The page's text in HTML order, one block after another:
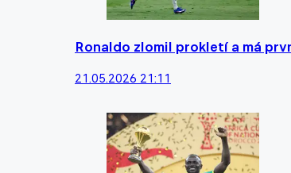
Ronaldo zlomil prokletí a má
21.05.2026 21:11